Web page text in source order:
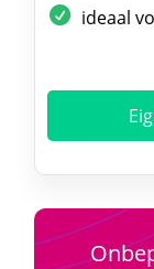
ideaal